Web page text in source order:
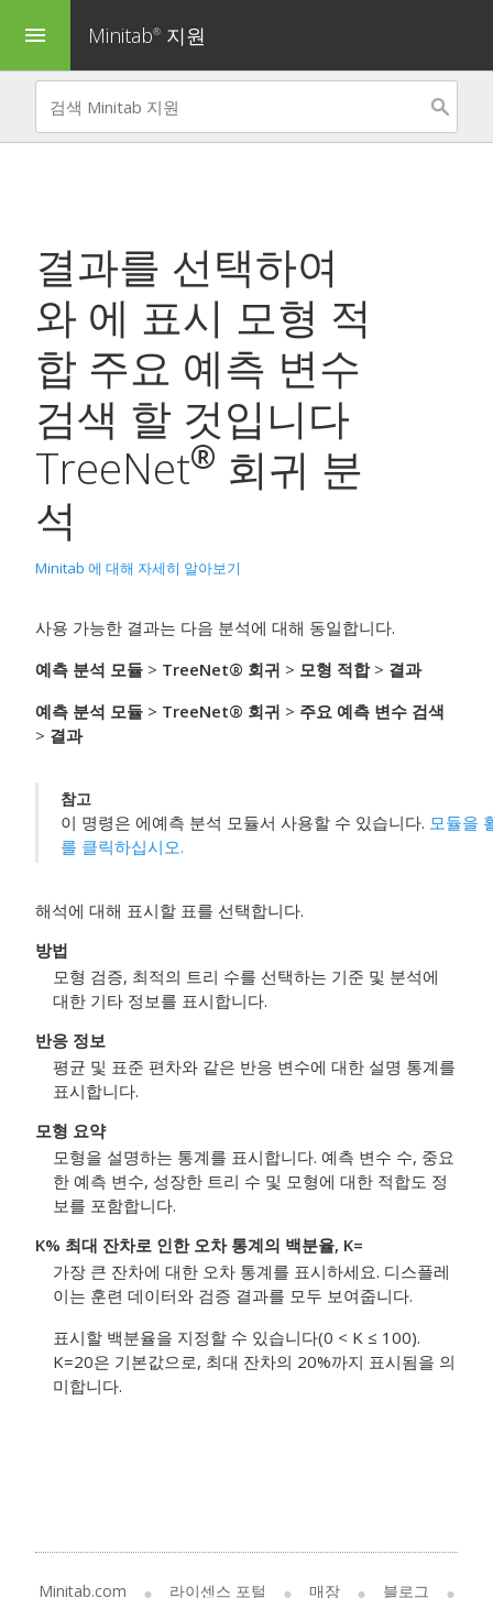
menu Minitab® 지원
결과를 선택하여
와 에 표시 모형 적
합 주요 예측 변수
검색 할 것입니다
TreeNet® 회귀 분
석
Minitab 에 대해 자세히 알아보기
사용 가능한 결과는 다음 분석에 대해 동일합니다.
예측 분석 모듈 > TreeNet® 회귀 > 모형 적합> 결과
예측 분석 모듈 > TreeNet® 회귀 > 주요 예측 변수 검색
> 결과
참고
이 명령은 에예측 분석 모듈서 사용할 수 있습니다. 모듈을
를 클릭하십시오.
해석에 대해 표시할 표를 선택합니다.
방법
모형 검증, 최적의 트리 수를 선택하는 기준 및 분석에
대한 기타 정보를 표시합니다.
반응 정보
평균 및 표준 편차와 같은 반응 변수에 대한 설명 통계를
표시합니다.
모형 요약
모형을 설명하는 통계를 표시합니다. 예측 변수 수, 중요
한 예측 변수, 성장한 트리 수 및 모형에 대한 적합도 정
보를 포함합니다.
K% 최대 잔차로 인한 오차 통계의 백분율, K=
가장 큰 잔차에 대한 오차 통계를 표시하세요. 디스플레
이는 훈련 데이터와 검증 결과를 모두 보여줍니다.
표시할 백분율을 지정할 수 있습니다(0 < K ≤ 100).
K=20은 기본값으로, 최대 잔차의 20%까지 표시됨을 의
미합니다.
Minitab.com 라이센스 포털 매장
블로그